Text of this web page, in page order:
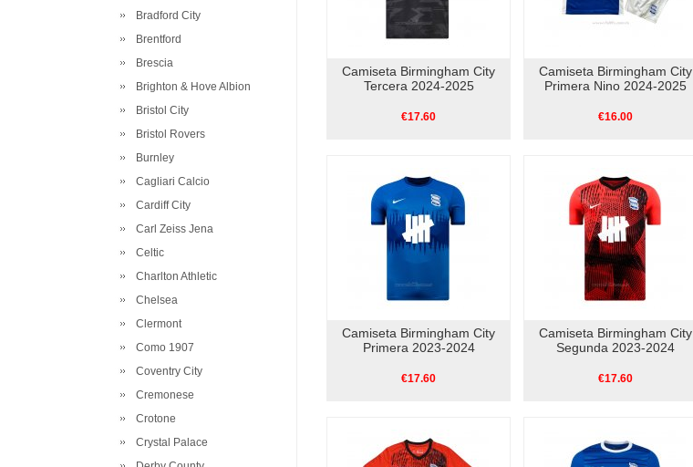
Bradford City
Brentford
Brescia
Brighton & Hove Albion
Bristol City
Bristol Rovers
Burnley
Cagliari Calcio
Cardiff City
Carl Zeiss Jena
Celtic
Charlton Athletic
Chelsea
Clermont
Como 1907
Coventry City
Cremonese
Crotone
Crystal Palace
Camiseta Birmingham City
Tercera 2024-2025
€17.60
Camiseta Birmingham City
Primera Nino 2024-2025
€16.00
Camiseta Birmingham City
Primera 2023-2024
€17.60
Camiseta Birmingham City
Segunda 2023-2024
€17.60